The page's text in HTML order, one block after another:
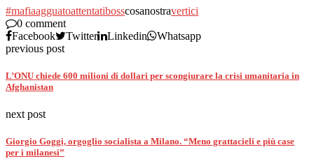
#mafiaagguatoattentatibosscosanostravertici
0 comment
Facebook
Twitter Linkedin
Whatsapp
previous post
L’ONU chiede 600 milioni di dollari per scongiurare la crisi umanitaria in
Afghanistan
next post
Giorgio Goggi, orgoglio socialista a Milano. “Meno grattacieli e più case
per i milanesi”